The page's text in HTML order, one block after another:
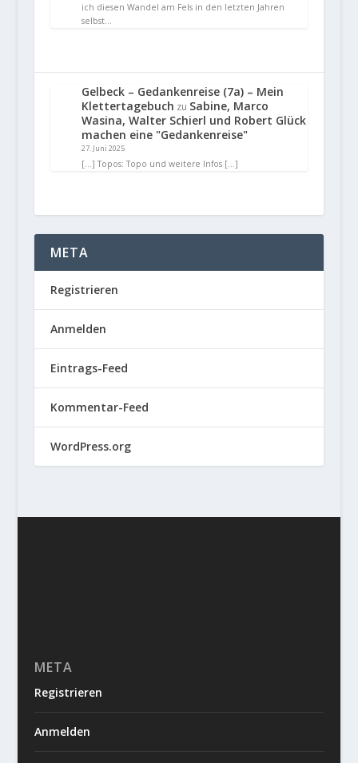
ich diesen Wandel am Fels in den letzten Jahren
selbst…
Gelbeck – Gedankenreise (7a) – Mein
Klettertagebuch zu Sabine, Marco
Wasina, Walter Schierl und Robert Glück
machen eine "Gedankenreise"
27. Juni 2025
[…] Topos: Topo und weitere Infos […]
META
Registrieren
Anmelden
Eintrags-Feed
Kommentar-Feed
WordPress.org
META
Registrieren
Anmelden